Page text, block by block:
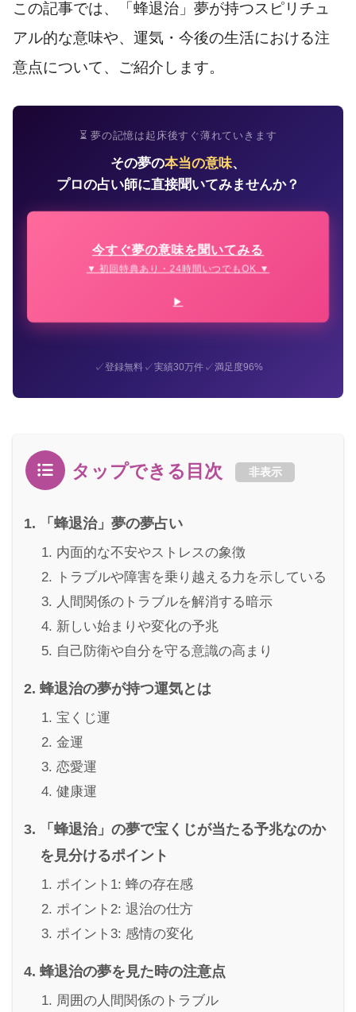
この記事では、「蜂退治」夢が持つスピリチュ
アル的な意味や、運気・今後の生活における注
意点について、ご紹介します。
⏳ 夢の記憶は起床後すぐ薄れていきます
その夢の本当の意味、
プロの占い師に直接聞いてみませんか？
今すぐ夢の意味を聞いてみる
▼ 初回特典あり・24時間いつでもOK ▼
✓登録無料✓実績30万件✓満足度96%
タップできる目次 非表示
「蜂退治」夢の夢占い
内面的な不安やストレスの象徴
トラブルや障害を乗り越える力を示している
人間関係のトラブルを解消する暗示
新しい始まりや変化の予兆
自己防衛や自分を守る意識の高まり
蜂退治の夢が持つ運気とは
宝くじ運
金運
恋愛運
健康運
「蜂退治」の夢で宝くじが当たる予兆なのか
を見分けるポイント
ポイント1: 蜂の存在感
ポイント2: 退治の仕方
ポイント3: 感情の変化
蜂退治の夢を見た時の注意点
周囲の人間関係のトラブル